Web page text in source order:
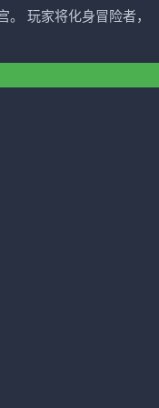
玩家将化身冒险者，